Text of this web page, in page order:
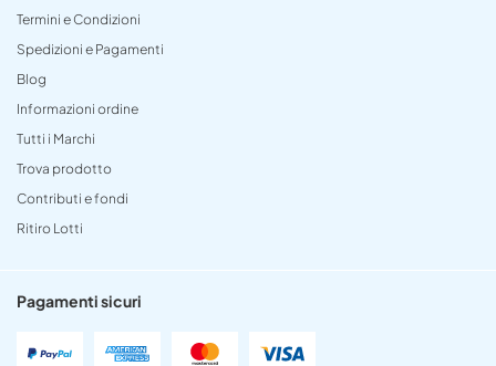
Termini e Condizioni
Spedizioni e Pagamenti
Blog
Informazioni ordine
Tutti i Marchi
Trova prodotto
Contributi e fondi
Ritiro Lotti
Pagamenti sicuri